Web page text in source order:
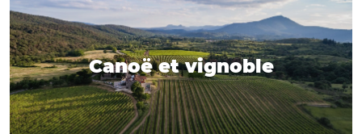
Canoë et vignoble